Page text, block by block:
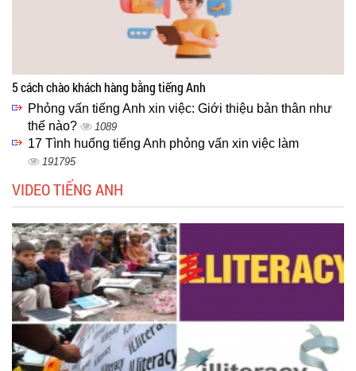
5 cách chào khách hàng bằng tiếng Anh
Phỏng vấn tiếng Anh xin việc: Giới thiệu bản thân như
thế nào?
1089
17 Tình huống tiếng Anh phỏng vấn xin việc làm
191795
VIDEO TIẾNG ANH